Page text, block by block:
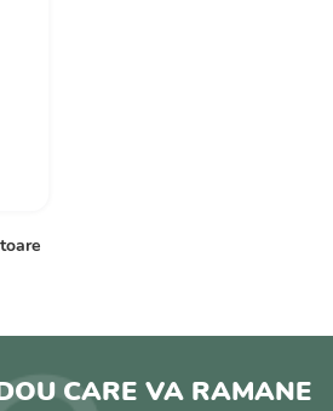
CARE VA RAMANE